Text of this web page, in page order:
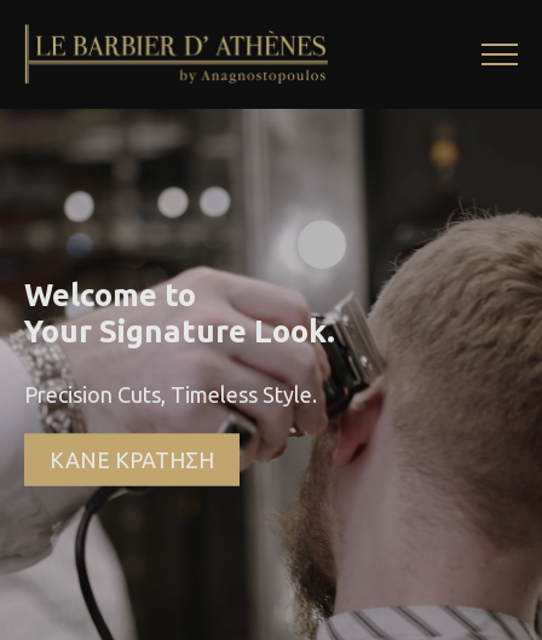
Welcome to
Your Signature Look.
Precision Cuts, Timeless Style.
ΚΑΝΕ ΚΡΑΤΗΣΗ